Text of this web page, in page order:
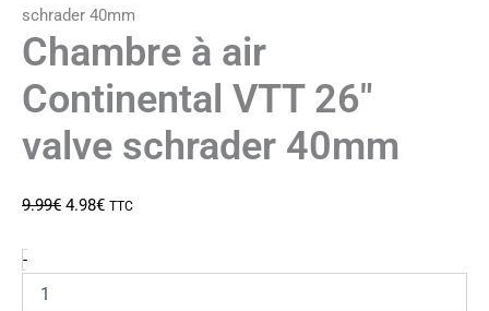
schrader 40mm
Chambre à air
Continental VTT 26″
valve schrader 40mm
9.99€ Le
4.98€Le
TTC
-quantité
de
Chambre